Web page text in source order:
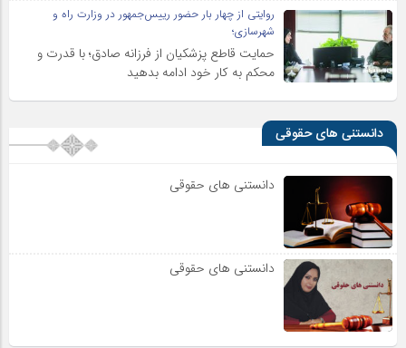
روایتی از چهار بار حضور رییس‌جمهور در وزارت راه و
شهرسازی؛
حمایت قاطع پزشکیان از فرزانه صادق؛ با قدرت و
محکم به کار خود ادامه بدهید
دانستنی های حقوقی
دانستنی های حقوقی
دانستنی های حقوقی